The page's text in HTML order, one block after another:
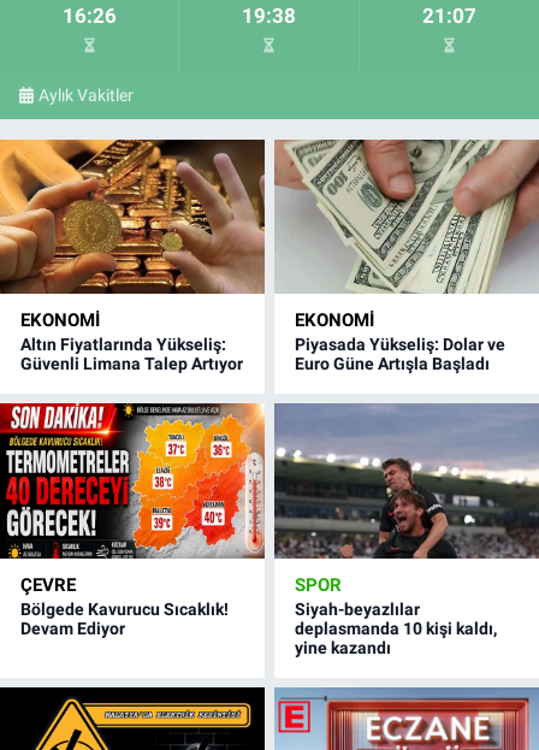
16:26 19:38 21:07
Aylık Vakitler
EKONOMI
Altın Fiyatlarında Yükseliş:
Güvenli Limana Talep Artıyor
EKONOMI
Piyasada Yükseliş: Dolar ve
Euro Güne Artışla Başladı
ÇEVRE
Bölgede Kavurucu Sıcaklık!
Devam Ediyor
SPOR
Siyah-beyazlılar
deplasmanda 10 kişi kaldı,
yine kazandı